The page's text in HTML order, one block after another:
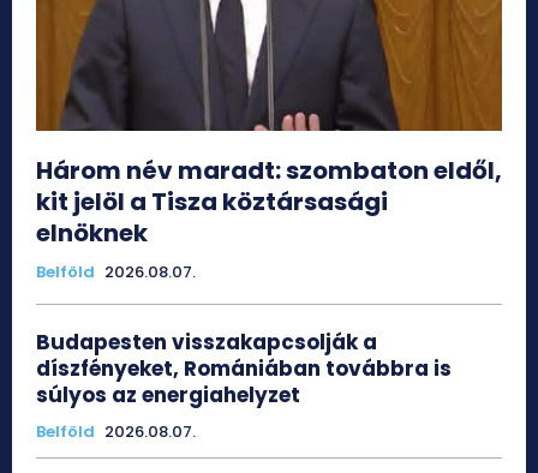
Három név maradt: szombaton eldől,
kit jelöl a Tisza köztársasági
elnöknek
Belföld 2026.08.07.
Budapesten visszakapcsolják a
díszfényeket, Romániában továbbra is
súlyos az energiahelyzet
Belföld 2026.08.07.